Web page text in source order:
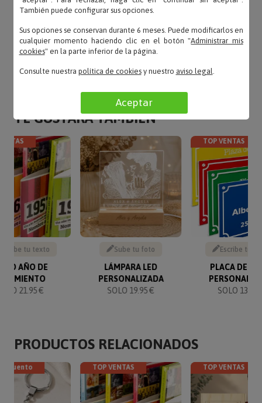
LEER TODAS LAS OPINIONES
TE GUSTARÁ TAMBIÉN
tu texto
AÑO DE
21.95 €
Sube tu foto
LÁMPARA LED
PERSONALIZADA
SOLO 19.95 €
TOP VENTAS
Escribe tu
PLACA DE
SOLO 13.50
PRODUCTOS RELACIONADOS
TOP VENTAS TOP VENTAS
También puede configurar sus opciones.
Sus opciones se conservan durante 6 meses. Puede modificarlos en
cualquier momento haciendo clic en el botón "Administrar mis
cookies" en la parte inferior de la página.
Consulte nuestra política de cookiesy nuestro aviso legal.
Aceptar